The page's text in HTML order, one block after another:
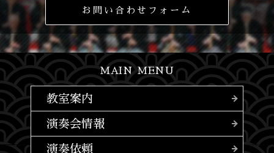
お問い合わせフォーム
MAIN MENU
教室案内
演奏会情報
演奏依頼